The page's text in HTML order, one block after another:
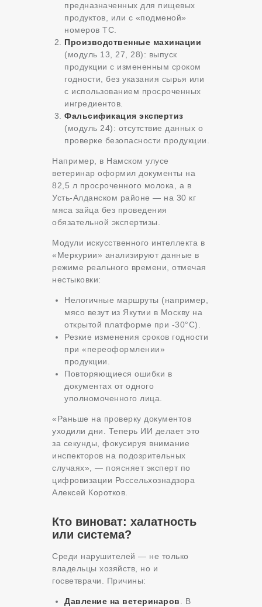
предназначенных для пищевых
продуктов, или с «подменой»
номеров ТС.
Производственные махинации
(модуль 13, 27, 28): выпуск
продукции с измененным сроком
годности, без указания сырья или
с использованием просроченных
ингредиентов.
Фальсификация экспертиз
(модуль 24): отсутствие данных о
проверке безопасности продукции.
Например, в Намском улусе
ветеринар оформил документы на
82,5 л просроченного молока, а в
Усть-Алданском районе — на 30 кг
мяса зайца без проведения
обязательной экспертизы.
Модули искусственного интеллекта в
«Меркурии» анализируют данные в
режиме реального времени, отмечая
нестыковки:
Нелогичные маршруты (например,
мясо везут из Якутии в Москву на
открытой платформе при -30°C).
Резкие изменения сроков годности
при «переоформлении»
продукции.
Повторяющиеся ошибки в
документах от одного
уполномоченного лица.
«Раньше на проверку документов
уходили дни. Теперь ИИ делает это
за секунды, фокусируя внимание
инспекторов на подозрительных
случаях», — поясняет эксперт по
цифровизации Россельхознадзора
Алексей Коротков.
Кто виноват: халатность
или система?
Среди нарушителей — не только
владельцы хозяйств, но и
госветврачи. Причины:
Давление на ветеринаров . В